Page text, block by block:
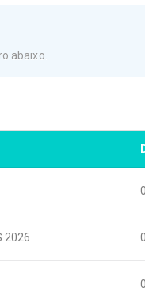
abaixo.
2026